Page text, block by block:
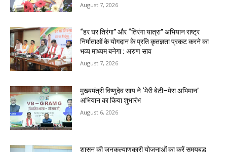
August 7, 2026
“हर घर तिरंगा” और “तिरंगा यात्रा” अभियान राष्ट्र
निर्माताओं के योगदान के प्रति कृतज्ञता प्रकट करने का
भव्य माध्यम बनेगा : अरुण साव
August 7, 2026
मुख्यमंत्री विष्णुदेव साय ने ‘मेरी बेटी–मेरा अभिमान’
अभियान का किया शुभारंभ
August 6, 2026
शासन की जनकल्याणकारी योजनाओं का करें समयबद्ध